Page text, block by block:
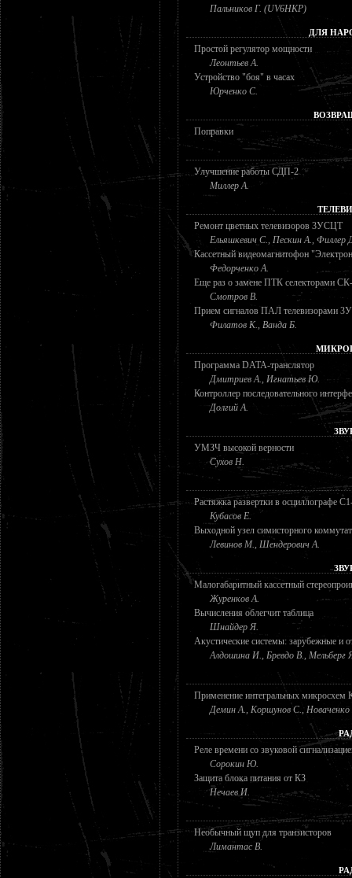
Пальников Г. (UV6HKP)
ДЛЯ
Простой регулятор мощности
Леонтьев А.
Устройство "боя" в часах
Юрченко С.
Поправки
Улучшение работы СДП-2
Миллер А.
Ремонт цветных телевизоров 3УСЦТ
Ельяшкевич С., Пескин А., Филлер
Кассетный видеомагнитофон
Федорченко А.
Еще раз о замене ПТК селекторами
Смотров В.
Прием сигналов ПАЛ телевизорами
Филатов К., Ванда Б.
Программа DATA-транслятор
Дмитриев А., Игнатьев Ю.
Контроллер последовательного
Долгий А.
УМЗЧ высокой верности
Сухов Н.
Растяжка развертки в осциллографе
Кубасов Е.
Выходной узел симисторного
Левинов М., Шендерович А.
Малогабаритный кассетный
Журенков А.
Вычисления облегчит таблица
Шнайдер Я.
Акустические системы: зарубежные и
Алдошина И., Бревдо В., Мельберг
Применение интегральных
Демин А., Коршунов С.,
Реле времени со звуковой
Сорокин Ю.
Защита блока питания от КЗ
Нечаев И.
Необычный щуп для транзисторов
Лимантас В.